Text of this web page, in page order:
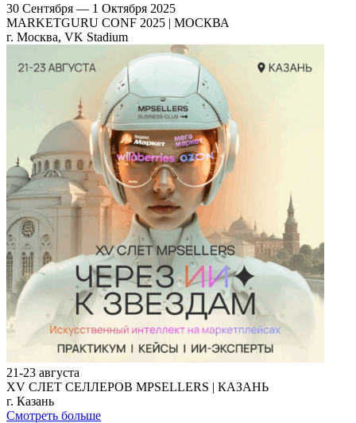
30 Сентября — 1 Октября 2025
MARKETGURU CONF 2025 | МОСКВА
г. Москва, VK Stadium
21-23 августа
XV СЛЕТ СЕЛЛЕРОВ MPSELLERS | КАЗАНЬ
г. Казань
Смотреть больше